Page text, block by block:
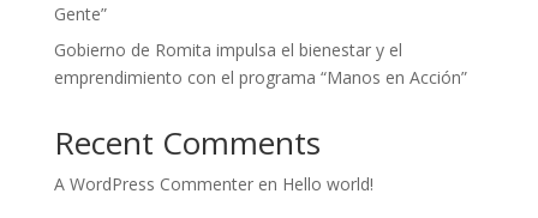
Gente”
Gobierno de Romita impulsa el bienestar y el
emprendimiento con el programa “Manos en Acción”
Recent Comments
A WordPress Commenteren Hello world!